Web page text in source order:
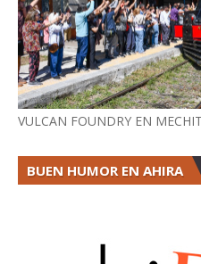
VULCAN FOUNDRY EN
BUEN HUMOR EN AHIRA